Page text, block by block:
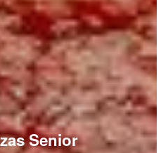
Senior